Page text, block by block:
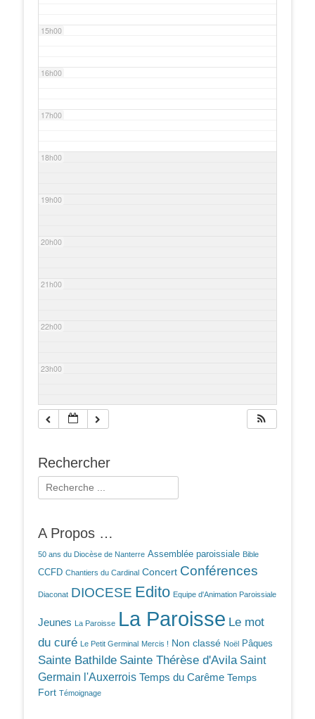
15h00
16h00
17h00
18h00
19h00
20h00
21h00
22h00
23h00
Rechercher
Rechercher :
A Propos …
50 ans du Diocèse de Nanterre Assemblée paroissiale Bible
CCFD Chantiers du Cardinal Concert Conférences
Diaconat DIOCESE Edito Equipe d'Animation Paroissiale
Jeunes La Paroisse La Paroisse Le mot
du curé Le Petit Germinal Mercis ! Non classé Noël Pâques
Sainte Bathilde Sainte Thérèse d'Avila Saint
Germain l'Auxerrois Temps du Carême Temps
Fort Témoignage